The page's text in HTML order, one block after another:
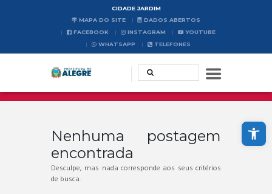
Abrir a barra de ferramentas
CIDADE JARDIM
MAPA DO SITE
DADOS ABERTOS
FACEBOOK
INSTAGRAM
YOUTUBE
WHATSAPP
TELEFONES
Nenhuma postagem
encontrada
Desculpe, mas nada corresponde aos seus critérios
de busca.